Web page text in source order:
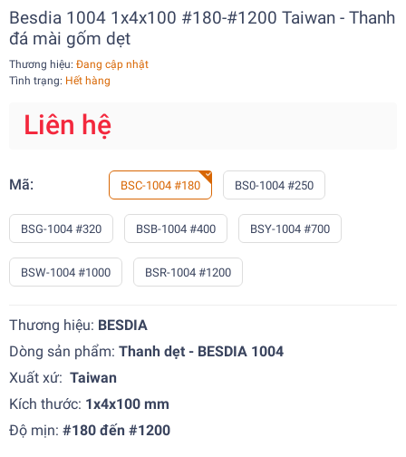
Besdia 1004 1x4x100 #180-#1200 Taiwan - Thanh
đá mài gốm dẹt
Thương hiệu: Đang cập nhật
Tình trạng: Hết hàng
Liên hệ
Mã: BSC-1004 #180 BS0-1004 #250
BSG-1004 #320 BSB-1004 #400 BSY-1004 #700
BSW-1004 #1000 BSR-1004 #1200
Thương hiệu: BESDIA
Dòng sản phẩm: Thanh dẹt - BESDIA 1004
Xuất xứ: Taiwan
Kích thước: 1x4x100 mm
Độ mịn: #180 đến #1200